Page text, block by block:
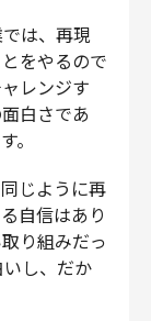
は、再現
をやるので
レンジす
白さであ
。
じように再
自信はあり
り組みだっ
し、だか